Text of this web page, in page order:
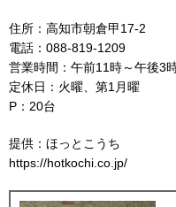
住所：高知市朝倉甲17-2
電話：088-819-1209
営業時間：午前11時～午後3
定休日：火曜、第1月曜
P：20台
提供：ほっとこうち
https://hotkochi.co.jp/